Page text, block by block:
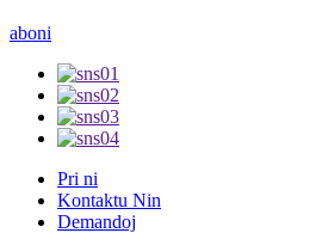
aboni
Pri ni
Kontaktu Nin
Demandoj